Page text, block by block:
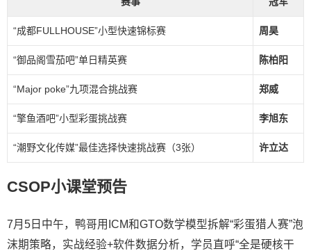
“成都FULLHOUSE”小型快速锦标赛 周昊
“御品阁雪茄吧”单日精英赛 陈柏阳
“Major poke”九项混合挑战赛 郑威
“擎鱼酒吧”小型彩蛋挑战赛 李旭东
“潮野文化传媒”最佳选择快速挑战赛（3张） 许立达
CSOP小课堂预告
7月5日中午，鸭哥用ICM和GTO数学模型拆解“彩蛋猎人赛”泡
沫期策略，实战经验+软件数据分析，学员直呼“全是硬核干